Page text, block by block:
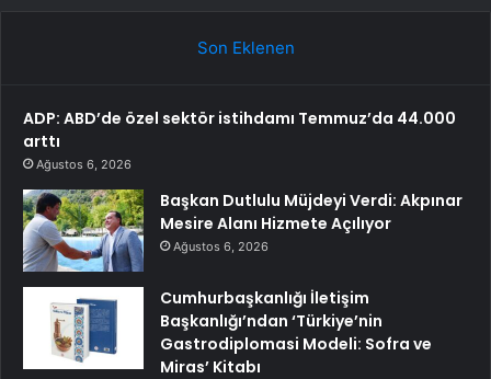
Son Eklenen
ADP: ABD’de özel sektör istihdamı Temmuz’da 44.000
arttı
Ağustos 6, 2026
Başkan Dutlulu Müjdeyi Verdi: Akpınar
Mesire Alanı Hizmete Açılıyor
Ağustos 6, 2026
Cumhurbaşkanlığı İletişim
Başkanlığı’ndan ‘Türkiye’nin
Gastrodiplomasi Modeli: Sofra ve
Miras’ Kitabı